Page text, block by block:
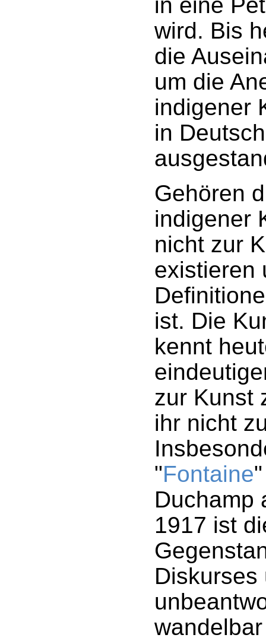
wird. Bis
die
um die
indigener
in
Gehören
indigener
nicht zur
existieren
ist. Die
kennt
zur Kunst
ihr nicht
"Fontaine
Duchamp
1917 ist
Diskurses